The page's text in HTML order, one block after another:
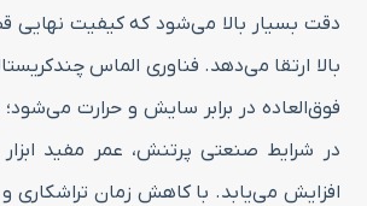
دقت بسیار بالا می‌شود که کیفیت نهایی
بالا ارتقا می‌دهد. فناوری الماس
فوق‌العاده در برابر سایش و حرارت
در شرایط صنعتی پرتنش، عمر مفید
افزایش می‌یابد. با کاهش زمان تراشکاری